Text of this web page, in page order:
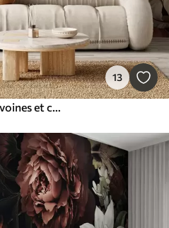
13
Peintures murales Douces pivoines et chrysanthèmes aux teintes pastel